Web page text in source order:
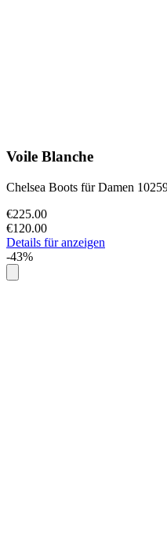
Voile Blanche
Chelsea Boots für Damen
€225.00
€120.00
Details für anzeigen
-43%